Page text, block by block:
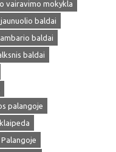
vairavimo mokykla
jaunuolio baldai
baldai
baldai
palangoje